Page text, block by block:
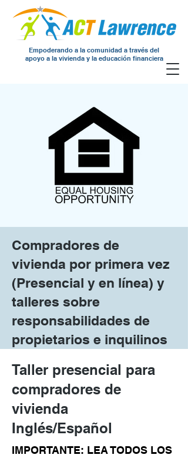
Empoderando a la comunidad a través del
apoyo a la vivienda y la educación financiera
Compradores de
vivienda por primera vez
(Presencial y en línea) y
talleres sobre
responsabilidades de
propietarios e inquilinos
Taller presencial para
compradores de
vivienda
Inglés/Español
IMPORTANTE: LEA TODOS LOS